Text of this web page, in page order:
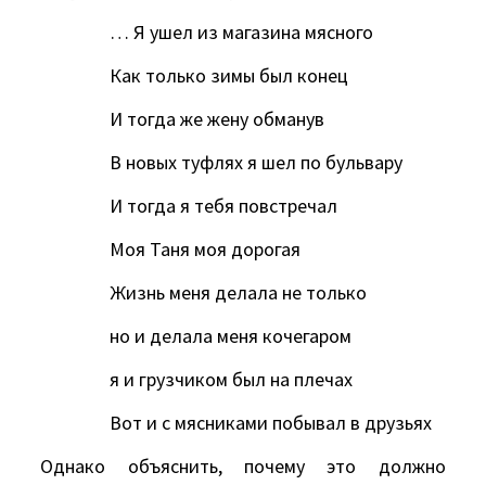
… Я ушел из магазина мясного
Как только зимы был конец
И тогда же жену обманув
В новых туфлях я шел по бульвару
И тогда я тебя повстречал
Моя Таня моя дорогая
Жизнь меня делала не только
но и делала меня кочегаром
я и грузчиком был на плечах
Вот и с мясниками побывал в друзьях
Однако объяснить, почему это должно